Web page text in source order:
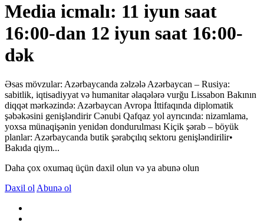
Media icmalı: 11 iyun saat
16:00-dan 12 iyun saat 16:00-
dək
Əsas mövzular: Azərbaycanda zəlzələ Azərbaycan – Rusiya:
sabitlik, iqtisadiyyat və humanitar əlaqələrə vurğu Lissabon Bakının
diqqət mərkəzində: Azərbaycan Avropa İttifaqında diplomatik
şəbəkəsini genişləndirir Cənubi Qafqaz yol ayrıcında: nizamlama,
yoxsa münaqişənin yenidən dondurulması Kiçik şərab – böyük
planlar: Azərbaycanda butik şərabçılıq sektoru genişləndirilir•
Bakıda qiym...
Daha çox oxumaq üçün daxil olun və ya abunə olun
Daxil ol Abunə ol